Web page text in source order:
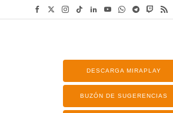
DESCARGA MIRAPLAY
BUZÓN DE SUGERENCIAS